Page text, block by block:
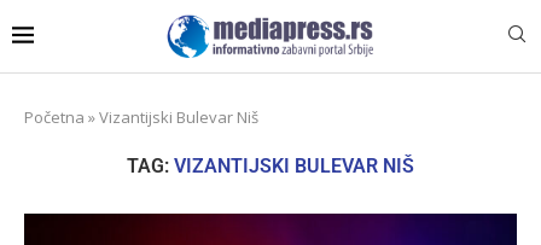
Početna »Vizantijski Bulevar Niš
TAG: VIZANTIJSKI BULEVAR NIŠ